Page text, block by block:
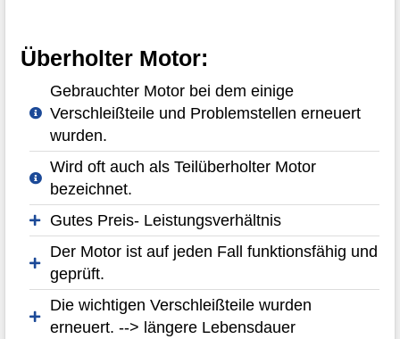
Überholter Motor:
Gebrauchter Motor bei dem einige
Verschleißteile und Problemstellen erneuert
wurden.
Wird oft auch als Teilüberholter Motor
bezeichnet.
Gutes Preis- Leistungsverhältnis
Der Motor ist auf jeden Fall funktionsfähig und
geprüft.
Die wichtigen Verschleißteile wurden
erneuert. --> längere Lebensdauer